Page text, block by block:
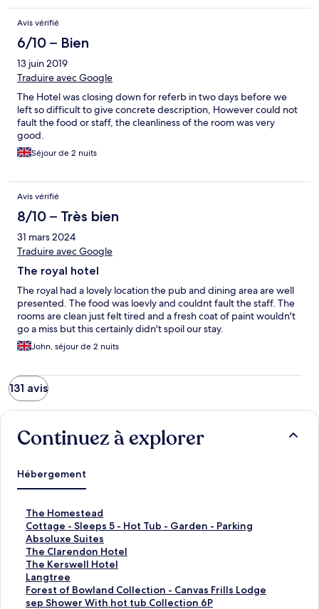
Avis vérifié
6/10 – Bien
13 juin 2019
Traduire avec Google
The Hotel was closing down for referb in two days before we
left so difficult to give concrete description, However could not
fault the food or staff, the cleanliness of the room was very
good.
Séjour de 2 nuits
Avis vérifié
8/10 – Très bien
31 mars 2024
Traduire avec Google
The royal hotel
The royal had a lovely location the pub and dining area are well
presented. The food was loevly and couldnt fault the staff. The
rooms are clean just felt tired and a fresh coat of paint wouldn't
go a miss but this certainly didn't spoil our stay.
John, séjour de 2 nuits
131 avis
Continuez à explorer
Hébergement
The Homestead
T
h
e
H
o
m
e
s
Cottage - Sleeps 5 - Hot Tub - Garden - Parking
C
o
t
t
a
g
e
Absoluxe Suites
A
b
s
o
l
u
The Clarendon Hotel
T
h
e
C
l
The Kerswell Hotel
T
h
e
K
Langtree
L
a
n
Forest of Bowland Collection - Canvas Frills Lodge
sep Shower With hot tub Collection 6P
F
o